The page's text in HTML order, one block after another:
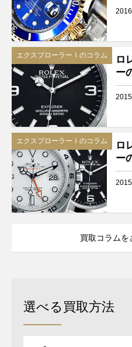
エクスプローラーⅠのコラム
ロ
ー
エクスプローラーⅠのコラム
ロ
ー
買取コラムを
選べる買取方法